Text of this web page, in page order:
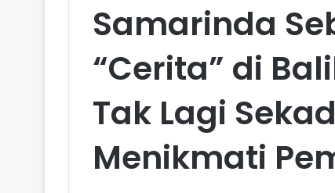
Samarinda
“Cerita” di
Tak Lagi
Menikmati